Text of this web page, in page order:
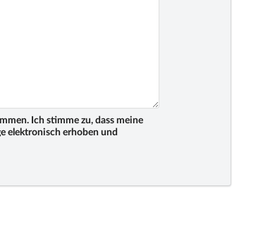
Ich stimme zu, dass meine
elektronisch erhoben und